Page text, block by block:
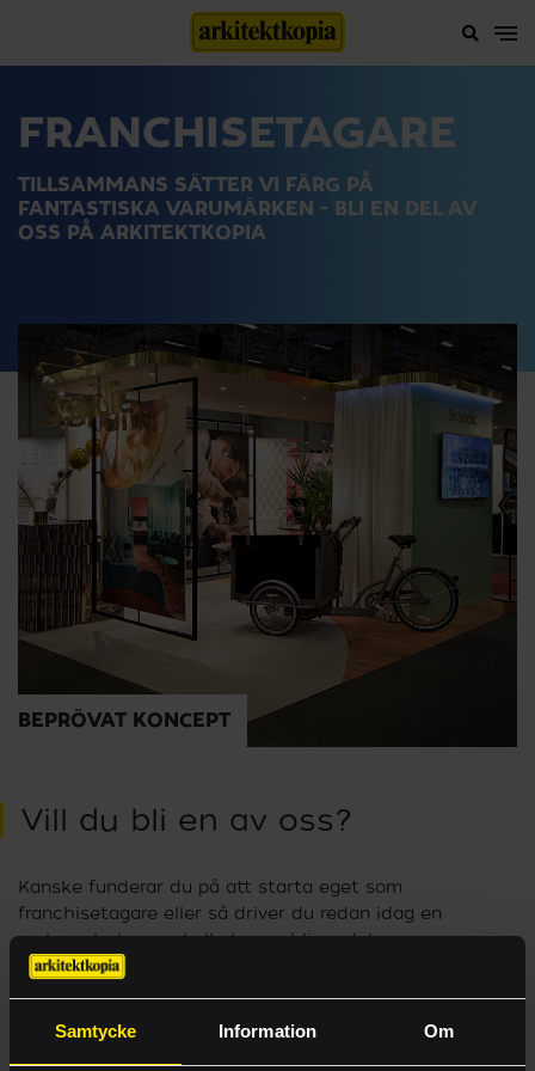
Samtycke Information Om
FRANCHISETAGARE
TILLSAMMANS SÄTTER VI FÄRG PÅ
FANTASTISKA VARUMÄRKEN - BLI EN DEL AV
OSS PÅ ARKITEKTKOPIA
BEPRÖVAT KONCEPT
Vill du bli en av oss?
Kanske funderar du på att starta eget som
franchisetagare eller så driver du redan idag en
verksamhet som skulle kunna bli en del av
Arkitektkopias varumärke. Oavsett vad så är du varmt
E-handel